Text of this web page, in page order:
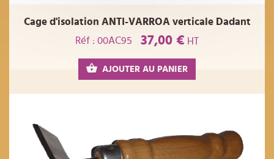
Cage d'isolation ANTI-VARROA verticale Dadant
Réf : 00AC95
37,00 € HT
AJOUTER AU PANIER